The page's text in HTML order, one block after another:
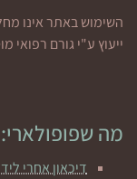
השימוש באתר אינו
ייעוץ ע"י גורם רפואי
מה שפופולארי:
דיכאון אחרי